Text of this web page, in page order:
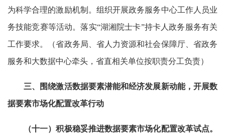
为科学合理的激励机制。组织开展政务服务中心工作人员业
务技能竞赛等活动。落实“湖湘院士卡”持卡人政务服务有关
工作要求。（省政务局、省人力资源和社会保障厅、省政务
服务和大数据中心牵头，省直相关单位按职责分工负责）
三、围绕激活数据要素潜能和经济发展新动能，开展数
据要素市场化配置改革行动
（十一）积极稳妥推进数据要素市场化配置改革试点。